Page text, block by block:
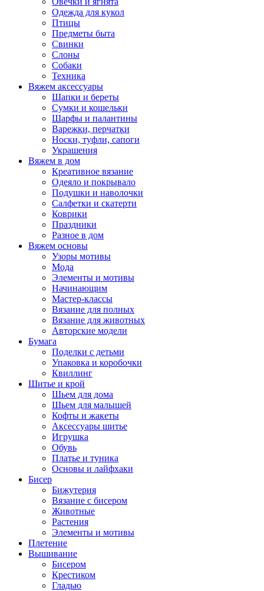
Одежда для кукол
Птицы
Предметы быта
Свинки
Слоны
Собаки
Техника
Вяжем аксессуары
Шапки и береты
Сумки и кошельки
Шарфы и палантины
Варежки, перчатки
Носки, туфли, сапоги
Украшения
Вяжем в дом
Креативное вязание
Одеяло и покрывало
Подушки и наволочки
Салфетки и скатерти
Коврики
Праздники
Разное в дом
Вяжем основы
Узоры мотивы
Мода
Элементы и мотивы
Начинающим
Мастер-классы
Вязание для полных
Вязание для животных
Авторские модели
Бумага
Поделки с детьми
Упаковка и коробочки
Квиллинг
Шитье и крой
Шьем для дома
Шьем для малышей
Кофты и жакеты
Аксессуары шитье
Игрушка
Обувь
Платье и туника
Основы и лайфхаки
Бисер
Бижутерия
Вязание с бисером
Животные
Растения
Элементы и мотивы
Плетение
Вышивание
Бисером
Крестиком
Гладью